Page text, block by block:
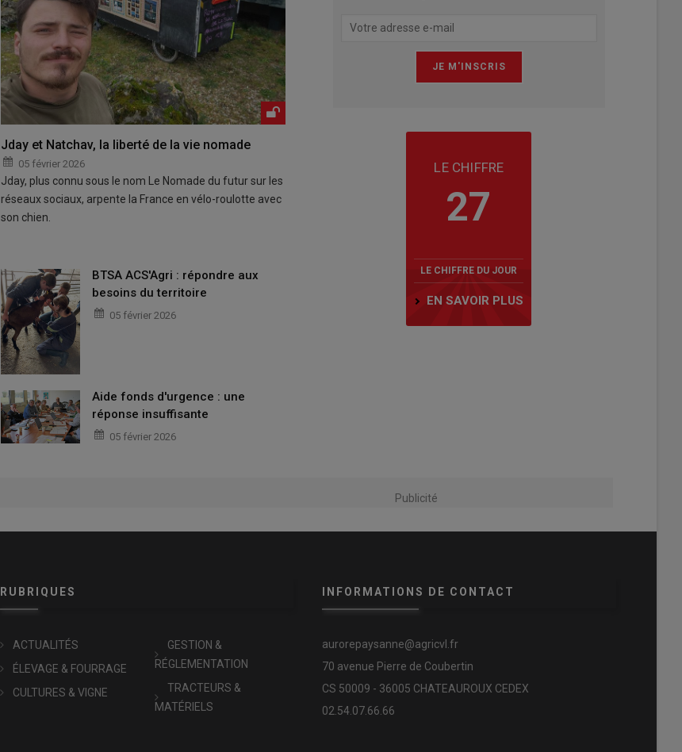
Jday et Natchav, la liberté de la vie nomade
05 février 2026
Jday, plus connu sous le nom Le Nomade du futur sur les
réseaux sociaux, arpente la France en vélo-roulotte avec
son chien.
BTSA ACS'Agri : répondre aux
besoins du territoire
05 février 2026
Aide fonds d'urgence : une
réponse insuffisante
05 février 2026
LE CHIFFRE
27
LE CHIFFRE DU JOUR
EN SAVOIR PLUS
Publicité
RUBRIQUES
ACTUALITÉS
ÉLEVAGE & FOURRAGE
CULTURES & VIGNE
GESTION &
RÉGLEMENTATION
TRACTEURS &
MATÉRIELS
INFORMATIONS DE CONTACT
aurorepaysanne@agricvl.fr
70 avenue Pierre de Coubertin
CS 50009 - 36005 CHATEAUROUX CEDEX
02.54.07.66.66